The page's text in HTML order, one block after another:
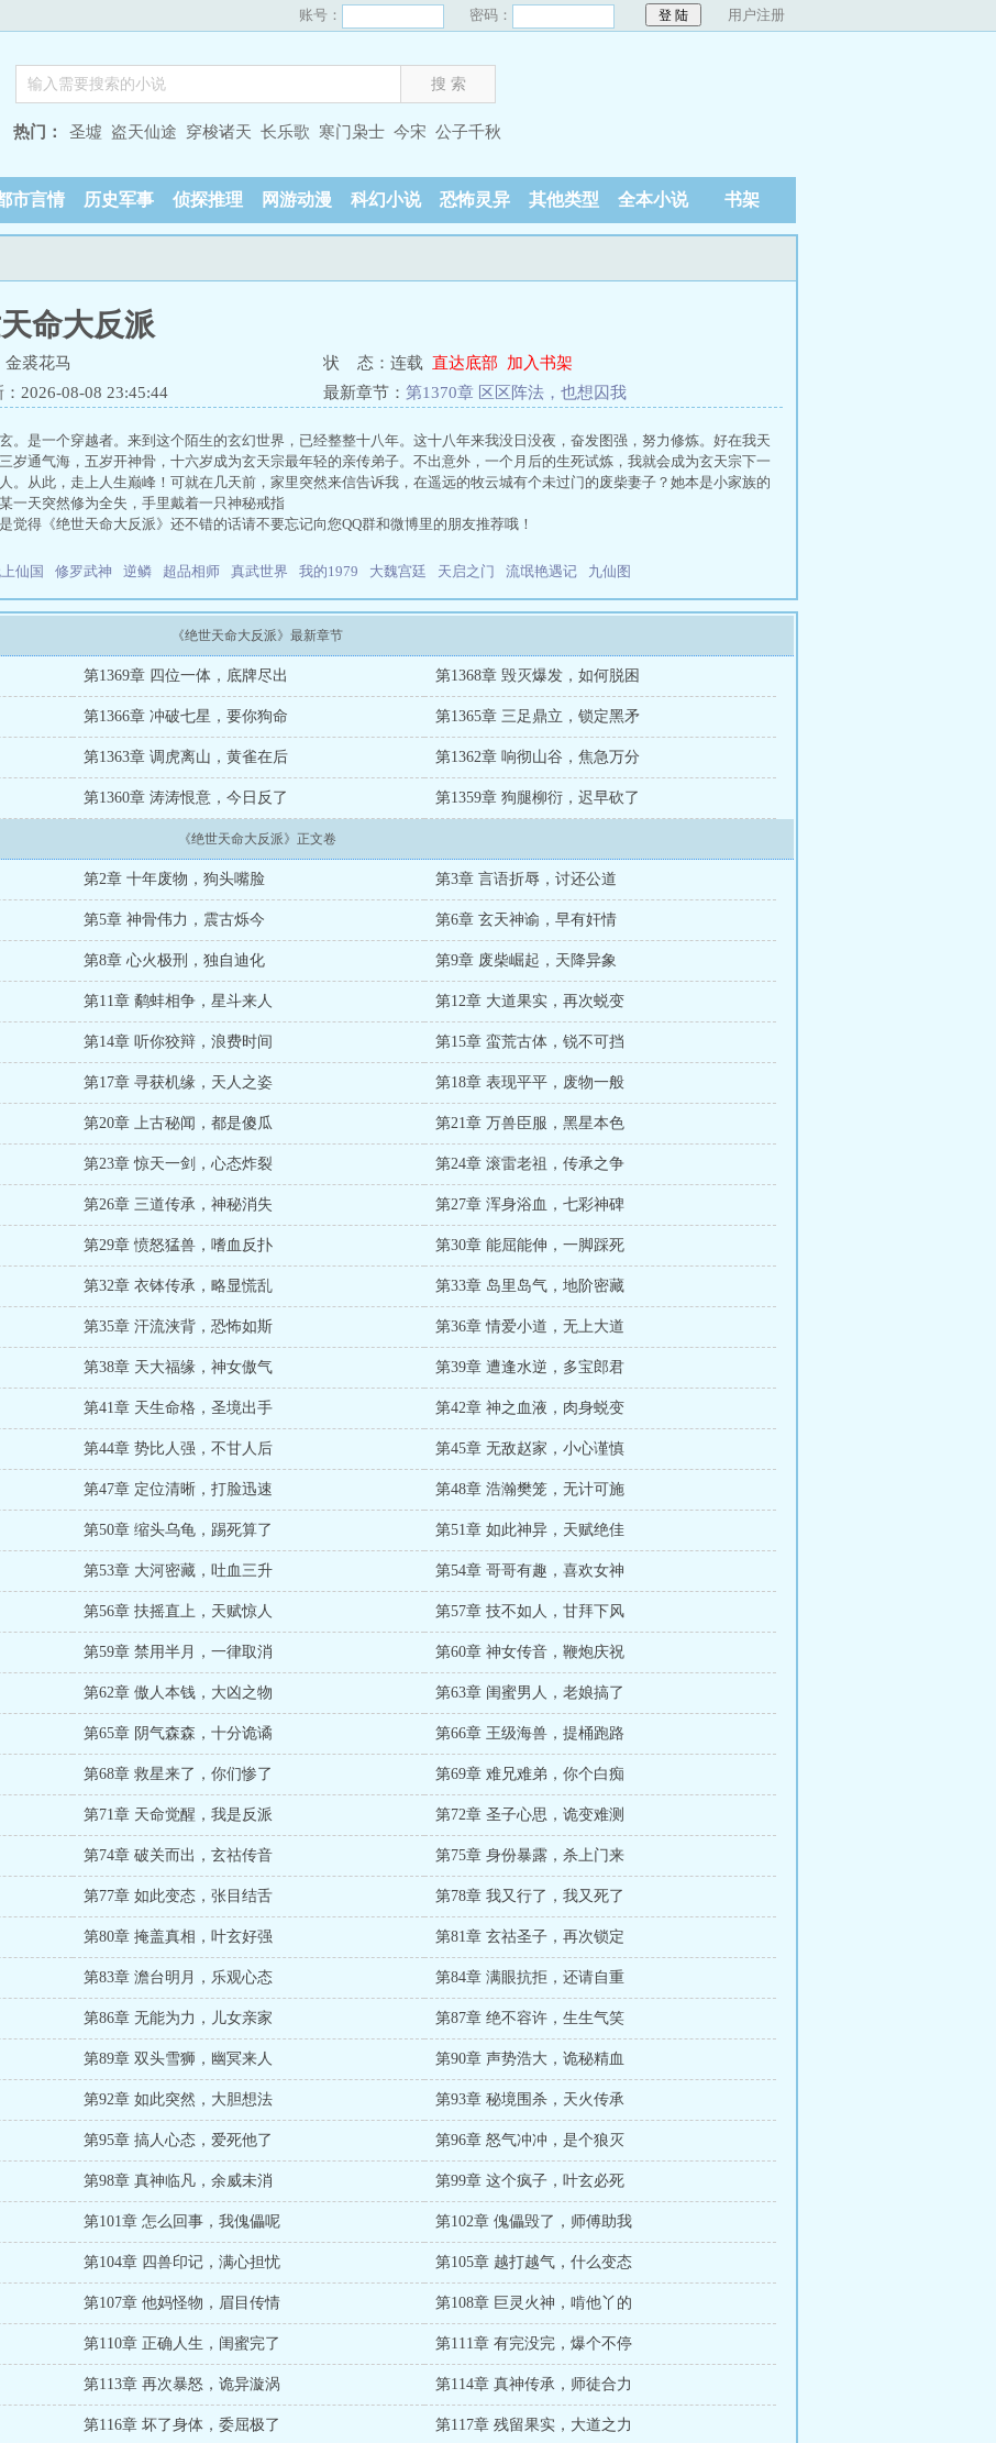
账号： 密码： 用户注册
热门： 圣墟 盗天仙途 穿梭诸天 长乐歌 寒门枭士 今宋 公子千秋
市言情 历史军事 侦探推理 网游动漫 科幻小说 恐怖灵异 其他类型 全本小说 书架
命大反派
裘花马 状 态：连载 直达底部
加入书架
2026-08-08 23:45:44
最新章节： 第1370章 区区阵法，也想囚我
。是一个穿越者。来到这个陌生的玄幻世界，已经整整十八年。这十八年来我没日没夜，奋发图强，努力修炼。好在我天
岁通气海，五岁开神骨，十六岁成为玄天宗最年轻的亲传弟子。不出意外，一个月后的生死试炼，我就会成为玄天宗下一
。从此，走上人生巅峰！可就在几天前，家里突然来信告诉我，在遥远的牧云城有个未过门的废柴妻子？她本是小家族的
一天突然修为全失，手里戴着一只神秘戒指
觉得《绝世天命大反派》还不错的话请不要忘记向您QQ群和微博里的朋友推荐哦！
仙国 修罗武神 逆鳞 超品相师 真武世界 我的1979 大魏宫廷 天启之门 流氓艳遇记 九仙图
《绝世天命大反派》最新章节
第1369章 四位一体，底牌尽出 第1368章 毁灭爆发，如何脱困
第1366章 冲破七星，要你狗命 第1365章 三足鼎立，锁定黑矛
第1363章 调虎离山，黄雀在后 第1362章 响彻山谷，焦急万分
第1360章 涛涛恨意，今日反了 第1359章 狗腿柳衍，迟早砍了
《绝世天命大反派》正文卷
第2章 十年废物，狗头嘴脸 第3章 言语折辱，讨还公道
第5章 神骨伟力，震古烁今 第6章 玄天神谕，早有奸情
第8章 心火极刑，独自迪化 第9章 废柴崛起，天降异象
第11章 鹬蚌相争，星斗来人 第12章 大道果实，再次蜕变
第14章 听你狡辩，浪费时间 第15章 蛮荒古体，锐不可挡
第17章 寻获机缘，天人之姿 第18章 表现平平，废物一般
第20章 上古秘闻，都是傻瓜 第21章 万兽臣服，黑星本色
第23章 惊天一剑，心态炸裂 第24章 滚雷老祖，传承之争
第26章 三道传承，神秘消失 第27章 浑身浴血，七彩神碑
第29章 愤怒猛兽，嗜血反扑 第30章 能屈能伸，一脚踩死
第32章 衣钵传承，略显慌乱 第33章 岛里岛气，地阶密藏
第35章 汗流浃背，恐怖如斯 第36章 情爱小道，无上大道
第38章 天大福缘，神女傲气 第39章 遭逢水逆，多宝郎君
第41章 天生命格，圣境出手 第42章 神之血液，肉身蜕变
第44章 势比人强，不甘人后 第45章 无敌赵家，小心谨慎
第47章 定位清晰，打脸迅速 第48章 浩瀚樊笼，无计可施
第50章 缩头乌龟，踢死算了 第51章 如此神异，天赋绝佳
第53章 大河密藏，吐血三升 第54章 哥哥有趣，喜欢女神
第56章 扶摇直上，天赋惊人 第57章 技不如人，甘拜下风
第59章 禁用半月，一律取消 第60章 神女传音，鞭炮庆祝
第62章 傲人本钱，大凶之物 第63章 闺蜜男人，老娘搞了
第65章 阴气森森，十分诡谲 第66章 王级海兽，提桶跑路
第68章 救星来了，你们惨了 第69章 难兄难弟，你个白痴
第71章 天命觉醒，我是反派 第72章 圣子心思，诡变难测
第74章 破关而出，玄祜传音 第75章 身份暴露，杀上门来
第77章 如此变态，张目结舌 第78章 我又行了，我又死了
第80章 掩盖真相，叶玄好强 第81章 玄祜圣子，再次锁定
第83章 澹台明月，乐观心态 第84章 满眼抗拒，还请自重
第86章 无能为力，儿女亲家 第87章 绝不容许，生生气笑
第89章 双头雪狮，幽冥来人 第90章 声势浩大，诡秘精血
第92章 如此突然，大胆想法 第93章 秘境围杀，天火传承
第95章 搞人心态，爱死他了 第96章 怒气冲冲，是个狼灭
第98章 真神临凡，余威未消 第99章 这个疯子，叶玄必死
第101章 怎么回事，我傀儡呢 第102章 傀儡毁了，师傅助我
第104章 四兽印记，满心担忧 第105章 越打越气，什么变态
第107章 他妈怪物，眉目传情 第108章 巨灵火神，啃他丫的
第110章 正确人生，闺蜜完了 第111章 有完没完，爆个不停
第113章 再次暴怒，诡异漩涡 第114章 真神传承，师徒合力
第116章 坏了身体，委屈极了 第117章 残留果实，大道之力